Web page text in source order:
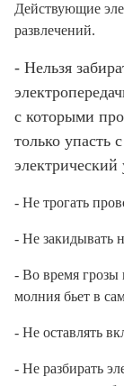
Действующие
развлечений.
- Нельзя
с которыми
только упасть
электрический
- Не трогать
- Не закидывать
- Во время грозы
молния бьет в
- Не оставлять
- Не разбирать